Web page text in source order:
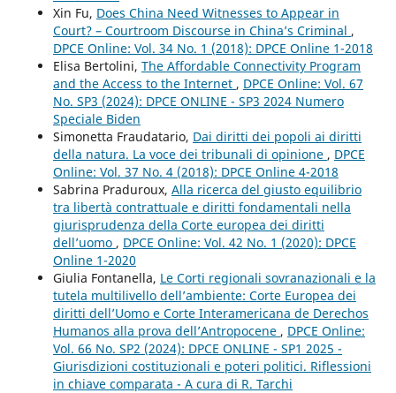
Xin Fu, Does China Need Witnesses to Appear in
Court? – Courtroom Discourse in China’s Criminal ,
DPCE Online: Vol. 34 No. 1 (2018): DPCE Online 1-2018
Elisa Bertolini, The Affordable Connectivity Program
and the Access to the Internet , DPCE Online: Vol. 67
No. SP3 (2024): DPCE ONLINE - SP3 2024 Numero
Speciale Biden
Simonetta Fraudatario, Dai diritti dei popoli ai diritti
della natura. La voce dei tribunali di opinione , DPCE
Online: Vol. 37 No. 4 (2018): DPCE Online 4-2018
Sabrina Praduroux, Alla ricerca del giusto equilibrio
tra libertà contrattuale e diritti fondamentali nella
giurisprudenza della Corte europea dei diritti
dell’uomo , DPCE Online: Vol. 42 No. 1 (2020): DPCE
Online 1-2020
Giulia Fontanella, Le Corti regionali sovranazionali e la
tutela multilivello dell’ambiente: Corte Europea dei
diritti dell’Uomo e Corte Interamericana de Derechos
Humanos alla prova dell’Antropocene , DPCE Online:
Vol. 66 No. SP2 (2024): DPCE ONLINE - SP1 2025 -
Giurisdizioni costituzionali e poteri politici. Riflessioni
in chiave comparata - A cura di R. Tarchi